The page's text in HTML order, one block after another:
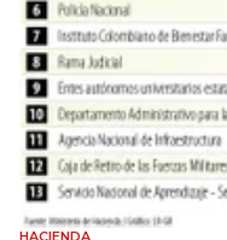
HACIENDA